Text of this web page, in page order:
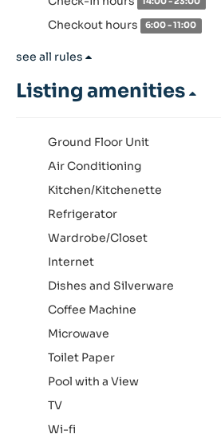
Checkout hours 6:00 - 11:00
see all rules
Listing amenities
Ground Floor Unit
Air Conditioning
Kitchen/Kitchenette
Refrigerator
Wardrobe/Closet
Internet
Dishes and Silverware
Coffee Machine
Microwave
Toilet Paper
Pool with a View
TV
Wi-fi